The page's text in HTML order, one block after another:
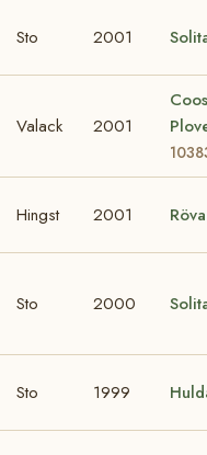
Sto 2001
Valack 2001
Hingst 2001
Sto 2000
Sto 1999